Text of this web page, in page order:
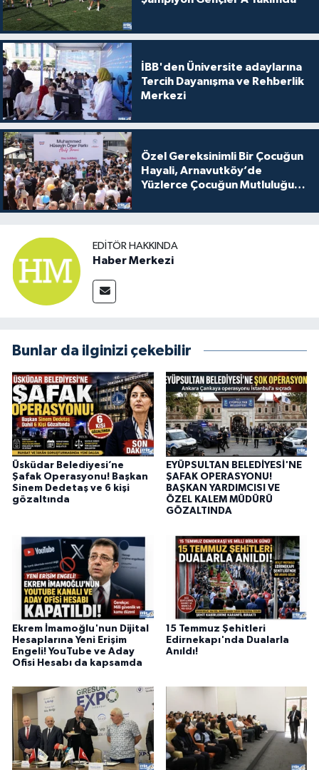
İBB'den Üniversite adaylarına
Tercih Dayanışma ve Rehberlik
Merkezi
Özel Gereksinimli Bir Çocuğun
Hayali, Arnavutköy’de
Yüzlerce Çocuğun Mutluluğu
EDITÖR HAKKINDA
Haber Merkezi
Bunlar da ilginizi çekebilir
Üsküdar Belediyesi’ne
Şafak Operasyonu! Başkan
Sinem Dedetaş ve 6 kişi
gözaltında
EYÜPSULTAN BELEDİYESİ'NE
ŞAFAK OPERASYONU!
BAŞKAN YARDIMCISI VE
ÖZEL KALEM MÜDÜRÜ
GÖZALTINDA
Ekrem İmamoğlu'nun Dijital
Hesaplarına Yeni Erişim
Engeli! YouTube ve Aday
Ofisi Hesabı da kapsamda
15 Temmuz Şehitleri
Edirnekapı'nda Dualarla
Anıldı!